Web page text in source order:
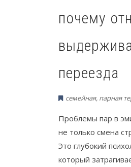
почему
переезда
семейная, парная
Проблемы пар в
не только смена
Это глубокий
который